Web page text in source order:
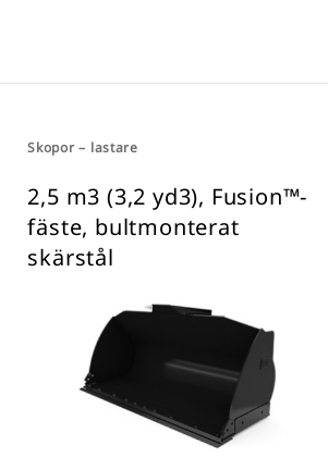
Skopor – lastare
2,5 m3 (3,2 yd3), Fusion™-
fäste, bultmonterat
skärstål